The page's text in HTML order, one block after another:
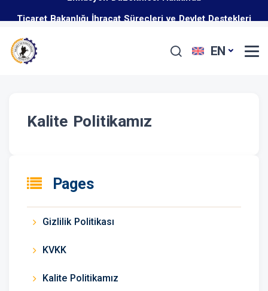
Ticaret Bakanlığı İhracat Süreçleri ve Devlet Destekleri
EN
Pages
Gizlilik Politikası
KVKK
Kalite Politikamız
Kalite Politikamız